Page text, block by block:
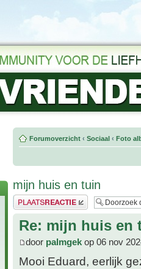
Forumoverzicht ‹ Sociaal ‹ Foto
mijn huis en tuin
Plaats een reactie
Re: mijn huis en
door palmgek op 06 nov
Mooi Eduard, eerlijk